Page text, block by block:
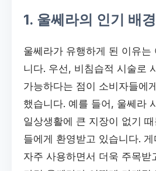
1. 울쎄라의 인기 배경
울쎄라가 유행하게 된 이유는
니다. 우선, 비침습적 시술로
가능하다는 점이 소비자들에
했습니다. 예를 들어, 울쎄라
일상생활에 큰 지장이 없기
들에게 환영받고 있습니다.
자주 사용하면서 더욱 주목받